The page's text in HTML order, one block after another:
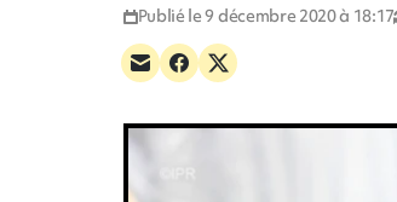
Publié le 9 décembre 2020 à 18:17